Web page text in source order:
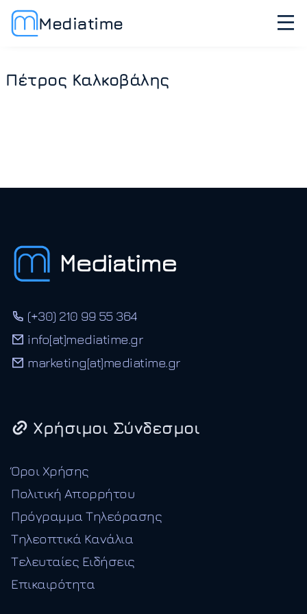
Mediatime
Πέτρος Καλκοβάλης
(+30) 210 99 55 364
info[at]mediatime.gr
marketing[at]mediatime.gr
Χρήσιμοι Σύνδεσμοι
Όροι Χρήσης
Πολιτική Απορρήτου
Πρόγραμμα Τηλεόρασης
Τηλεοπτικά Κανάλια
Τελευταίες Ειδήσεις
Επικαιρότητα